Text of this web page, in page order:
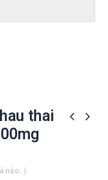
thai
nào. )